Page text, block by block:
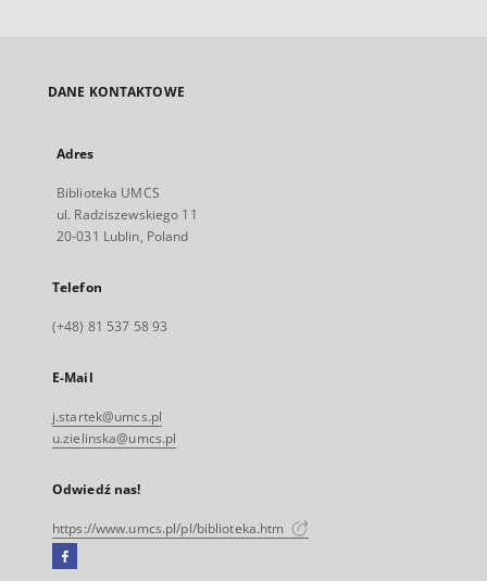
DANE KONTAKTOWE
Adres
Biblioteka UMCS
ul. Radziszewskiego 11
20-031 Lublin, Poland
Telefon
(+48) 81 537 58 93
E-Mail
j.startek@umcs.pl
u.zielinska@umcs.pl
Odwiedź nas!
https://www.umcs.pl/pl/biblioteka.htm
Facebook